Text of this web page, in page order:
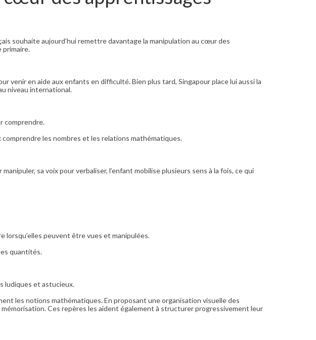
souhaite aujourd’hui remettre davantage la manipulation au cœur des
primaire.
venir en aide aux enfants en difficulté. Bien plus tard, Singapour place lui aussi la
niveau international.
comprendre.
les nombres et les relations mathématiques.
sa voix pour verbaliser, l’enfant mobilise plusieurs sens à la fois, ce qui
lorsqu’elles peuvent être vues et manipulées.
quantités.
ludiques et astucieux.
les notions mathématiques. En proposant une organisation visuelle des
Ces repères les aident également à structurer progressivement leur